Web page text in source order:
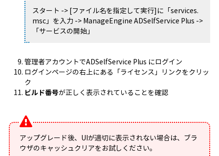
スタート -> [ファイル名を指定して実行]に「services.
msc」を入力 -> ManageEngine ADSelfService Plus ->
「サービスの開始」
管理者アカウントでADSelfService Plus にログイン
ログインページの右上にある「ライセンス」リンクをクリッ
ク
ビルド番号が正しく表示されていることを確認
アップグレード後、UIが適切に表示されない場合は、ブラ
ウザのキャッシュクリアをお試しください。